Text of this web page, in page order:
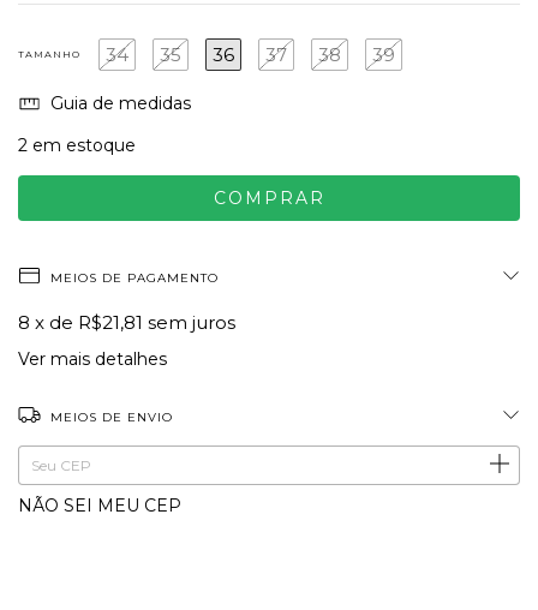
TAMANHO 34 35 36 37 38 39
Guia de medidas
2 em estoque
MEIOS DE PAGAMENTO
8 x de R$21,81 sem juros
Ver mais detalhes
MEIOS DE ENVIO
Entregas para o CEP: ALTERAR CEP
NÃO SEI MEU CEP